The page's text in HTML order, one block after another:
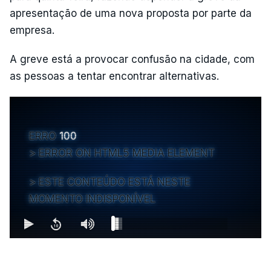
apresentação de uma nova proposta por parte da
empresa.
A greve está a provocar confusão na cidade, com
as pessoas a tentar encontrar alternativas.
ERRO 100
ERROR ON HTML5 MEDIA ELEMENT
ESTE CONTEÚDO ESTÁ NESTE
MOMENTO INDISPONÍVEL